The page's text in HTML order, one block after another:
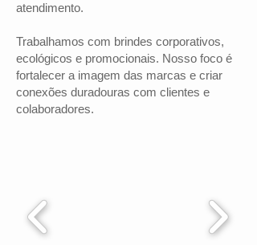
atendimento.
Trabalhamos com brindes corporativos,
ecológicos e promocionais. Nosso foco é
fortalecer a imagem das marcas e criar
conexões duradouras com clientes e
colaboradores.